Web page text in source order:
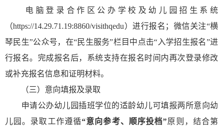
电脑登录合作区公办学校及幼儿园招生系统
（https://14.29.71.19:8860/visithqedu）进行报名；微信关注“横
琴民生”公众号，在“民生服务”栏目中点击“入学招生报名”进
行报名。完成报名后，系统支持在报名时间内再次登录修改
或补充报名信息和证明材料。
（三）意向填报及录取
申请公办幼儿园插班学位的适龄幼儿可填报两所意向幼
儿园。录取工作遵循“意向参考、顺序投档”原则，结合第